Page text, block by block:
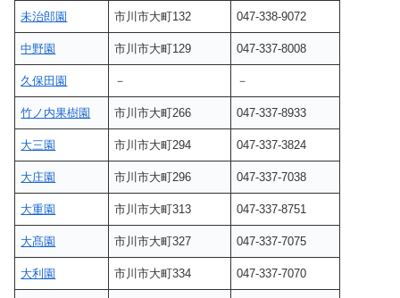
未治郎園 市川市大町132 047-338-9072
中野園 市川市大町129 047-337-8008
久保田園 － －
竹ノ内果樹園 市川市大町266 047-337-8933
大三園 市川市大町294 047-337-3824
大庄園 市川市大町296 047-337-7038
大重園 市川市大町313 047-337-8751
大髙園 市川市大町327 047-337-7075
大利園 市川市大町334 047-337-7070